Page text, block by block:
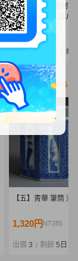
1円〜 新品未開封
じ ワンピース エル
GIANT BASH!!
サンジ
EXPIECE フィギ
2,100円NT454
3 時
看更多
【五】青華 筆筒 清
1,320円 NT285
出價 3 剩餘 5日